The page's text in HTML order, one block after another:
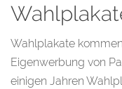
Wahlplakate
Eigenwerbung von
einigen Jahren